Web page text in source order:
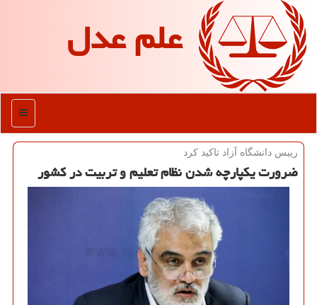
علم عدل
منو
رییس دانشگاه آزاد تاكید كرد
ضرورت یكپارچه شدن نظام تعلیم و تربیت در كشور